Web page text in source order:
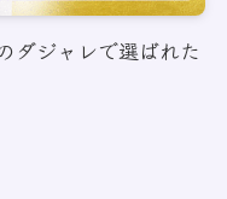
ダジャレで選ばれた